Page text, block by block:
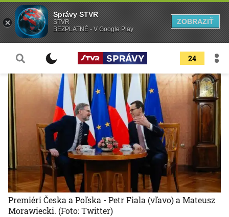
24
Premiéri Česka a Poľska - Petr Fiala (vľavo) a Mateusz
Morawiecki. (Foto: Twitter)
Správy STVR
STVR
BEZPLATNÉ - V Google Play
ZOBRAZIŤ